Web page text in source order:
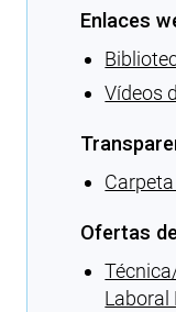
Enlaces
Vídeos
Ofertas
Laboral